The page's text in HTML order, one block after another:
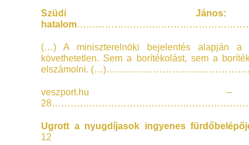
Szüdi
hatalom
(…) A miniszterelnöki bejelentés alapján a
követhetetlen. Sem a borítékolást, sem a
elszámolni.
Ugrott a nyugdíjasok ingyenes
12